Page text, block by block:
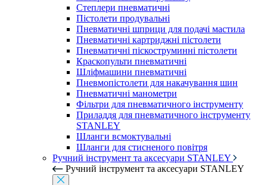
Степлери пневматичні
Пістолети продувальні
Пневматичні шприци для подачі мастила
Пневматичні картриджні пістолети
Пневматичні піскоструминні пістолети
Краскопульти пневматичні
Шліфмашини пневматичні
Пневмопістолети для накачування шин
Пневматичні манометри
Фільтри для пневматичного інструменту
Приладдя для пневматичного інструменту
STANLEY
Шланги всмоктувальні
Шланги для стисненого повітря
Ручний інструмент та аксесуари STANLEY
Ручний інструмент та аксесуари STANLEY